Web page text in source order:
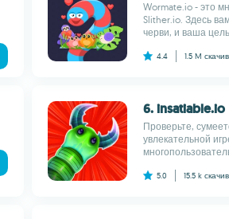
Wormate.io - это
Slither.io. Здесь
черви, и ваша
4.4 1.5 M
6. insatiable.io
Проверьте,
увлекательной
5.0 15.5 k